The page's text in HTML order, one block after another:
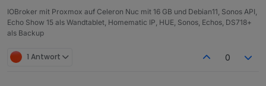
IOBroker mit Proxmox auf Celeron Nuc mit 16 GB und Debian11, Sonos API,
Echo Show 15 als Wandtablet, Homematic IP, HUE, Sonos, Echos, DS718+
als Backup
1 Antwort 0